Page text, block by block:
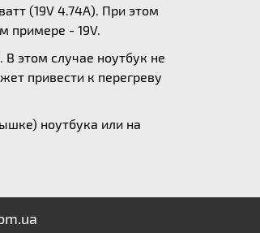
(19V 4.74A). При этом
примере - 19V.
этом случае ноутбук не
привести к перегреву
ноутбука или на